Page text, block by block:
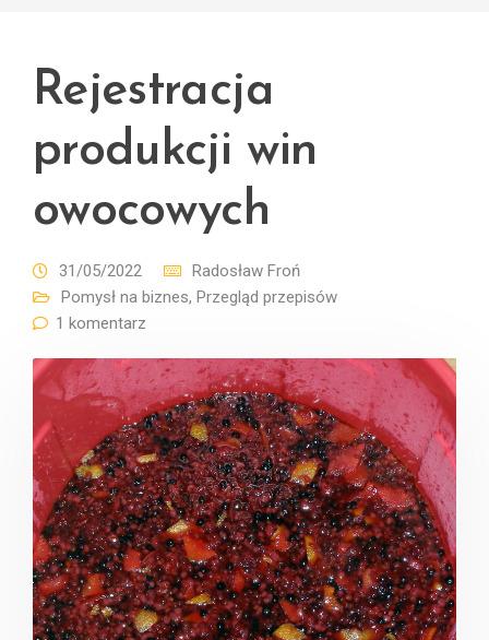
Rejestracja
produkcji win
owocowych
31/05/2022
Radosław Froń
Pomysł na biznes, Przegląd przepisów
1 komentarz